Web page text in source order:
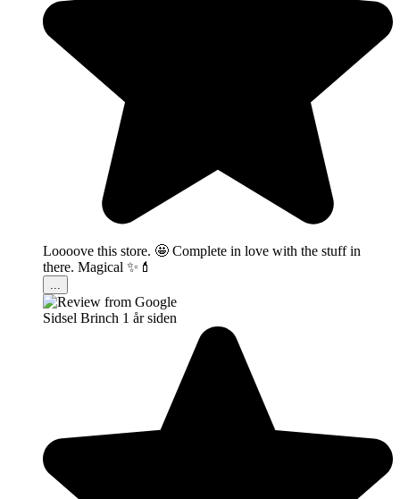
Loooove this store. 🤩 Complete in love with the stuff in
there. Magical ✨💄
...
Sidsel Brinch 1 år siden